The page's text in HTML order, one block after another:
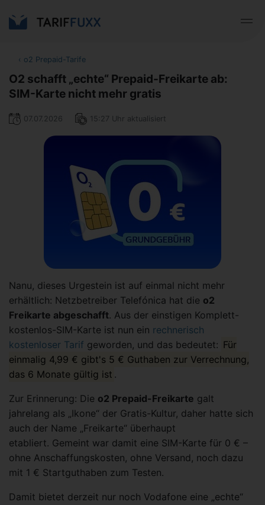
‹ o2 Prepaid-Tarife
O2 schafft „echte“ Prepaid-Freikarte ab:
SIM-Karte nicht mehr gratis
07.07.2026 15:27 Uhr aktualisiert
Nanu, dieses Urgestein ist auf einmal nicht mehr
erhältlich: Netzbetreiber Telefónica hat die o2
Freikarte abgeschafft. Aus der einstigen Komplett-
kostenlos-SIM-Karte ist nun ein rechnerisch
kostenloser Tarif geworden, und das bedeutet: Für
einmalig 4,99 € gibt's 5 € Guthaben zur Verrechnung,
das 6 Monate gültig ist .
Zur Erinnerung: Die o2 Prepaid-Freikarte galt
jahrelang als „Ikone“ der Gratis-Kultur, daher hatte sich
auch der Name „Freikarte“ überhaupt
etabliert. Gemeint war damit eine SIM-Karte für 0 € –
ohne Anschaffungskosten, ohne Versand, noch dazu
mit 1 € Startguthaben zum Testen.
Damit bietet derzeit nur noch Vodafone eine „echte“